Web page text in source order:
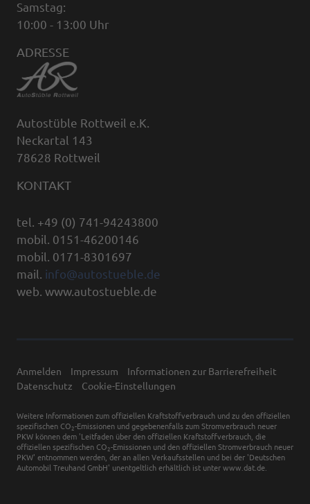
Samstag:
10:00 - 13:00 Uhr
ADRESSE
Autostüble Rottweil e.K.
Neckartal 143
78628 Rottweil
KONTAKT
tel. +49 (0) 741-94243800
mobil. 0151-46200146
mobil. 0171-8301697
mail. info@autostueble.de
web. www.autostueble.de
Anmelden Impressum
Informationen zur Barrierefreiheit
Datenschutz
Cookie-Einstellungen
Weitere Informationen zum offiziellen Kraftstoffverbrauch und zu den offiziellen
spezifischen CO 2-Emissionen und gegebenenfalls zum Stromverbrauch neuer
PKW können dem 'Leitfaden über den offiziellen Kraftstoffverbrauch, die
offiziellen spezifischen CO 2-Emissionen und den offiziellen Stromverbrauch neuer
PKW' entnommen werden, der an allen Verkaufsstellen und bei der 'Deutschen
Automobil Treuhand GmbH' unentgeltlich erhältlich ist unter www.dat.de.